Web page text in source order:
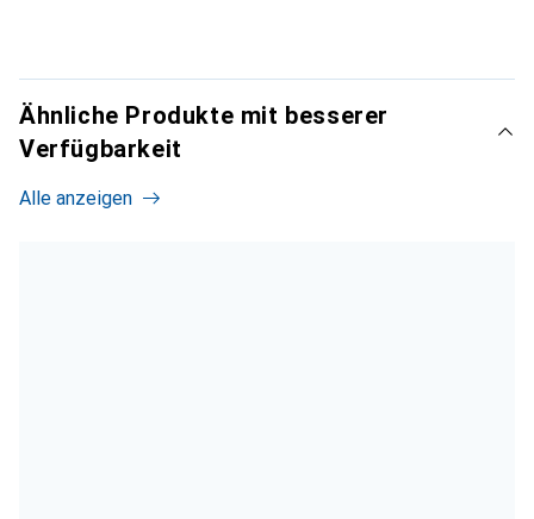
Ähnliche Produkte mit besserer
Verfügbarkeit
Alle anzeigen